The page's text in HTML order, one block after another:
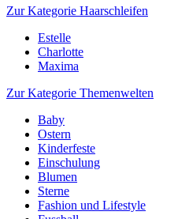
Zur Kategorie Haarschleifen
Estelle
Charlotte
Maxima
Zur Kategorie Themenwelten
Baby
Ostern
Kinderfeste
Einschulung
Blumen
Sterne
Fashion und Lifestyle